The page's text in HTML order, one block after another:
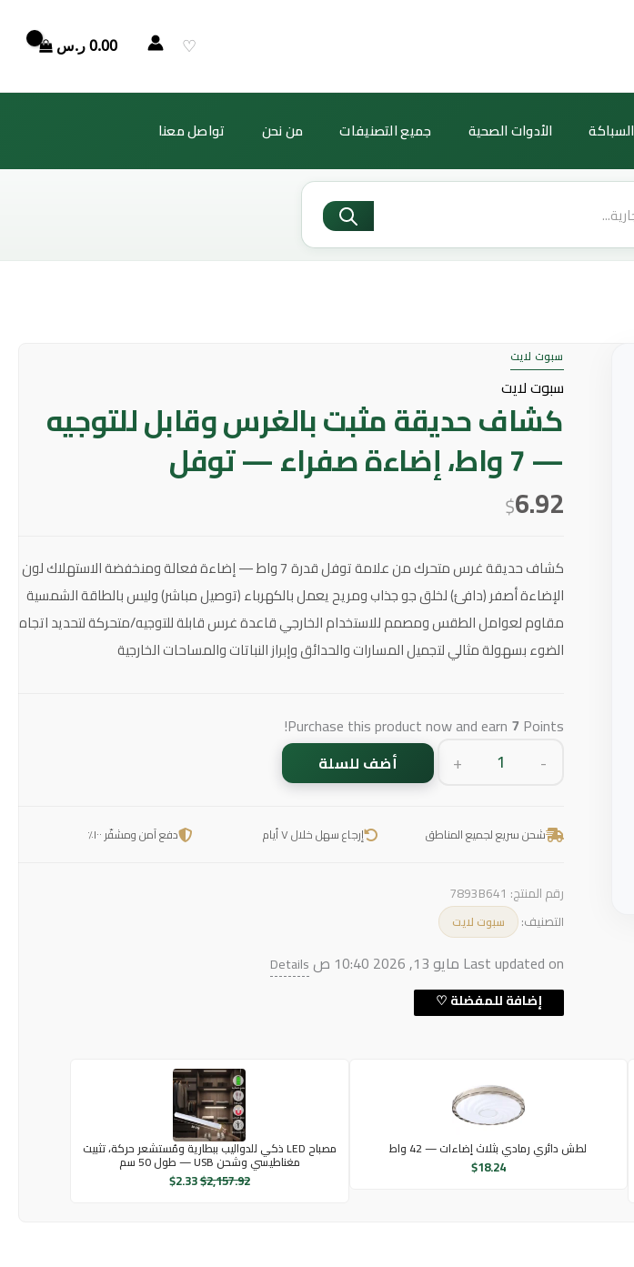
♡
0.00ر.س
السباكة الأدوات الصحية جميع التصنيفات من نحن تواصل معنا
سبوت لايت
سبوت لايت
كشاف حديقة مثبت بالغرس وقابل للتوجيه
— 7 واط، إضاءة صفراء — توفل
$6.92
كشاف حديقة غرس متحرك من علامة توفل قدرة 7 واط — إضاءة فعالة ومنخفضة الاستهلاك لون
الإضاءة أصفر (دافئ) لخلق جو جذاب ومريح يعمل بالكهرباء (توصيل مباشر) وليس بالطاقة الشمسية
مقاوم لعوامل الطقس ومصمم للاستخدام الخارجي قاعدة غرس قابلة للتوجيه/متحركة لتحديد اتجاه
الضوء بسهولة مثالي لتجميل المسارات والحدائق وإبراز النباتات والمساحات الخارجية
Purchase this product now and earn 7 Points!
-
وقابل
—
إضاءة
+ أضف للسلة
شحن سريع لجميع المناطق إرجاع سهل خلال ٧ أيام دفع آمن ومشفّر ١٠٠٪
رقم المنتج: 7893B641
التصنيف: سبوت لايت
Last updated on مايو 13, 2026 10:40 ص Details
لطش دائري رمادي بثلاث إضاءات — 42 واط
$18.24
مصباح LED ذكي للدواليب ببطارية ومُستشعر حركة، تثبيت
مغناطيسي وشحن USB — طول 50 سم
$2,157.92
الأصلي
$2.33
الحالي